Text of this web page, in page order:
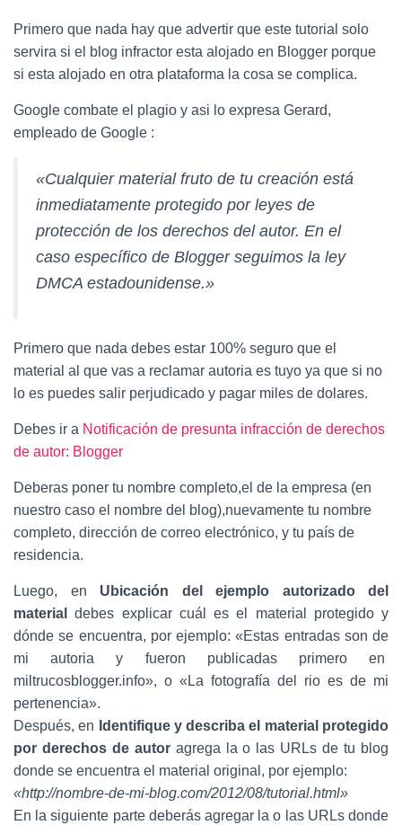
Primero que nada hay que advertir que este tutorial solo
servira si el blog infractor esta alojado en Blogger porque
si esta alojado en otra plataforma la cosa se complica.
Google combate el plagio y asi lo expresa Gerard,
empleado de Google :
«Cualquier material fruto de tu creación está
inmediatamente protegido por leyes de
protección de los derechos del autor. En el
caso específico de Blogger seguimos la ley
DMCA estadounidense.»
Primero que nada debes estar 100% seguro que el
material al que vas a reclamar autoria es tuyo ya que si no
lo es puedes salir perjudicado y pagar miles de dolares.
Debes ir a Notificación de presunta infracción de derechos
de autor: Blogger
Deberas poner tu nombre completo,el de la empresa (en
nuestro caso el nombre del blog),nuevamente tu nombre
completo, dirección de correo electrónico, y tu país de
residencia.
Luego, en Ubicación del ejemplo autorizado del
material
debes explicar cuál es el material protegido y
dónde se encuentra, por ejemplo: «Estas entradas son de
mi autoria y fueron publicadas primero en
miltrucosblogger.info», o «La fotografía del rio es de mi
pertenencia».
Después, en Identifique y describa el material protegido
por derechos de autoragrega la o las URLs de tu blog
donde se encuentra el material original, por ejemplo:
«http://nombre-de-mi-blog.com/2012/08/tutorial.html»
En la siguiente parte deberás agregar la o las URLs donde